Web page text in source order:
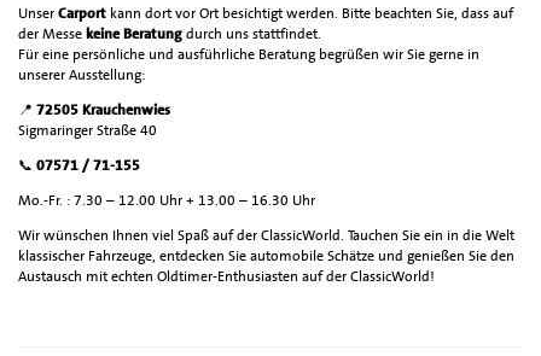
UnserCarport kann dort vor Ort besichtigt werden. Bitte beachten Sie, dass auf
der Messe keine Beratungdurch uns stattfindet.
Für eine persönliche und ausführliche Beratung begrüßen wir Sie gerne in
unserer Ausstellung:
📍 72505 Krauchenwies
Sigmaringer Straße 40
📞 07571 / 71-155
Mo.-Fr. : 7.30 – 12.00 Uhr + 13.00 – 16.30 Uhr
Wir wünschen Ihnen viel Spaß auf der ClassicWorld. Tauchen Sie ein in die Welt
klassischer Fahrzeuge, entdecken Sie automobile Schätze und genießen Sie den
Austausch mit echten Oldtimer-Enthusiasten auf der ClassicWorld!